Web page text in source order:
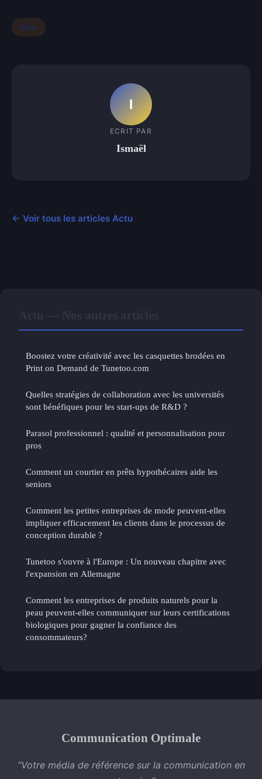
Actu
I
ECRIT PAR
Ismaël
← Voir tous les articles Actu
Boostez votre créativité avec les casquettes brodées en
Print on Demand de Tunetoo.com
Quelles stratégies de collaboration avec les universités
sont bénéfiques pour les start-ups de R&D ?
Parasol professionnel : qualité et personnalisation pour
pros
Comment un courtier en prêts hypothécaires aide les
seniors
Comment les petites entreprises de mode peuvent-elles
impliquer efficacement les clients dans le processus de
conception durable ?
Tunetoo s'ouvre à l'Europe : Un nouveau chapitre avec
l'expansion en Allemagne
Comment les entreprises de produits naturels pour la
peau peuvent-elles communiquer sur leurs certifications
biologiques pour gagner la confiance des
consommateurs?
Communication Optimale
“Votre média de référence sur la communication en